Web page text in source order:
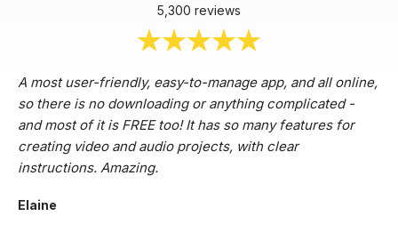
5,300 reviews
A most user-friendly, easy-to-manage app, and all online,
so there is no downloading or anything complicated -
and most of it is FREE too! It has so many features for
creating video and audio projects, with clear
instructions. Amazing.
Elaine